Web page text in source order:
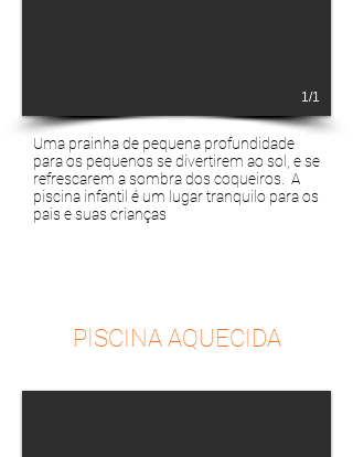
1/1
Uma prainha de pequena profundidade
para os pequenos se divertirem ao sol, e se
refrescarem a sombra dos coqueiros. A
piscina infantil é um lugar tranquilo para os
pais e suas crianças
PISCINA AQUECIDA